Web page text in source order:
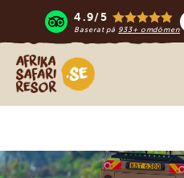
4.9/5
Baserat på 933+ omdömen
Safari-resor i Afrika